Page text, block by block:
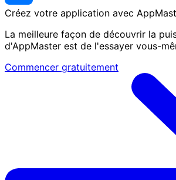
Créez votre application avec
La meilleure façon de découvrir la
d'AppMaster est de l'essayer vous-
Commencer gratuitement